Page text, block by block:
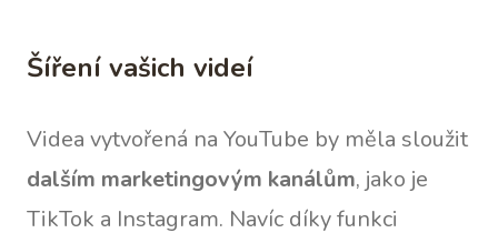
Šíření vašich videí
Videa vytvořená na YouTube by měla sloužit
dalším marketingovým kanálům, jako je
TikTok a Instagram. Navíc díky funkci